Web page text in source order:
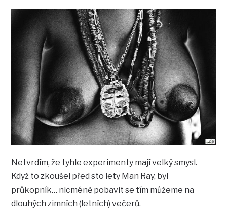
Netvrdím, že tyhle experimenty mají velký smysl.
Když to zkoušel před sto lety Man Ray, byl
průkopník… nicméně pobavit se tím můžeme na
dlouhých zimních (letních) večerů.